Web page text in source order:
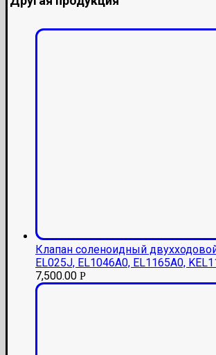
Клапан соленоидный
EL025J, EL1046A0, EL1165A0,
7,500.00 Р